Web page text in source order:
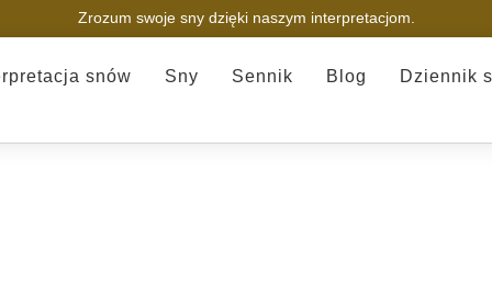
Zrozum swoje sny dzięki naszym interpretacjom.
snów Sny Sennik Blog Dziennik